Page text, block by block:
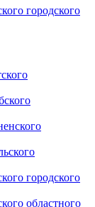
городского
городского
областного